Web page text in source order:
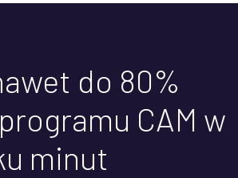
do 80%
CAM w
minut